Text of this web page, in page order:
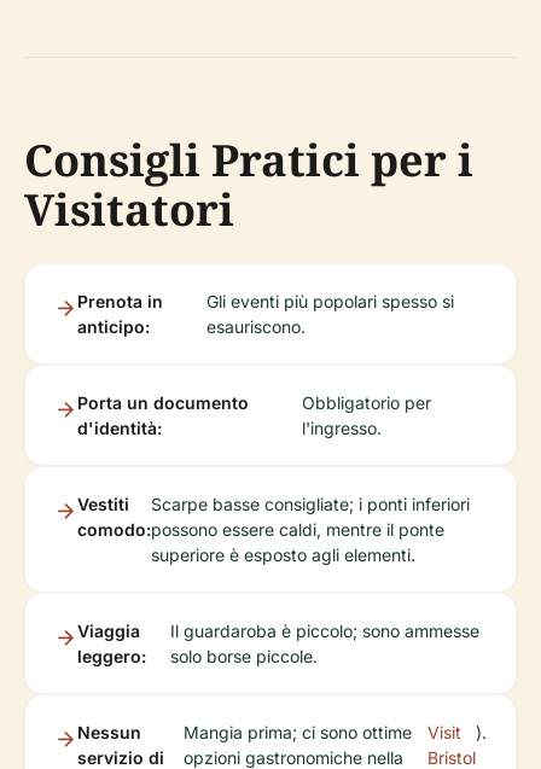
Consigli Pratici per i
Visitatori
Prenota in
anticipo:
Gli eventi più popolari spesso si
esauriscono.
Porta un documento
d'identità:
Obbligatorio per
l'ingresso.
Vestiti
comodo:
Scarpe basse consigliate; i ponti inferiori
possono essere caldi, mentre il ponte
superiore è esposto agli elementi.
Viaggia
leggero:
Il guardaroba è piccolo; sono ammesse
solo borse piccole.
Nessun
servizio di
Mangia prima; ci sono ottime
opzioni gastronomiche nella
Visit
Bristol
).